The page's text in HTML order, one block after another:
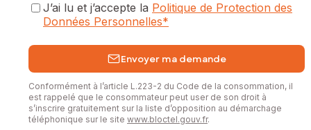
J’ai lu et j’accepte la Politique de Protection des
Données Personnelles*
Envoyer ma demande
Conformément à l’article L.223-2 du Code de la consommation, il
est rappelé que le consommateur peut user de son droit à
s’inscrire gratuitement sur la liste d’opposition au démarchage
téléphonique sur le site www.bloctel.gouv.fr.